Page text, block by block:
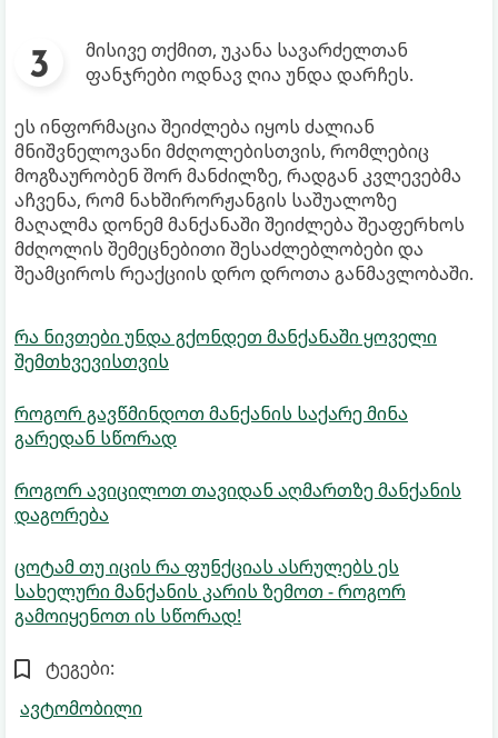
მისივე თქმით, უკანა სავარძელთან
ფანჯრები ოდნავ ღია უნდა დარჩეს.
ეს ინფორმაცია შეიძლება იყოს ძალიან
მნიშვნელოვანი მძღოლებისთვის, რომლებიც
მოგზაურობენ შორ მანძილზე, რადგან კვლევებმა
აჩვენა, რომ ნახშირორჟანგის საშუალოზე
მაღალმა დონემ მანქანაში შეიძლება შეაფერხოს
მძღოლის შემეცნებითი შესაძლებლობები და
შეამციროს რეაქციის დრო დროთა განმავლობაში.
რა ნივთები უნდა გქონდეთ მანქანაში ყოველი
შემთხვევისთვის
როგორ გავწმინდოთ მანქანის საქარე მინა
გარედან სწორად
როგორ ავიცილოთ თავიდან აღმართზე მანქანის
დაგორება
ცოტამ თუ იცის რა ფუნქციას ასრულებს ეს
სახელური მანქანის კარის ზემოთ - როგორ
გამოიყენოთ ის სწორად!
ტეგები:
ავტომობილი